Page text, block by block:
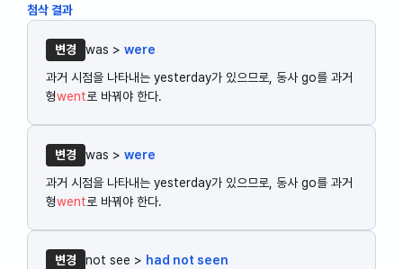
첨삭 결과
변경 was > were
과거 시점을 나타내는 yesterday가 있으므로, 동사 go를 과거
형went로 바꿔야 한다.
변경 was > were
과거 시점을 나타내는 yesterday가 있으므로, 동사 go를 과거
형went로 바꿔야 한다.
변경 not see > had not seen